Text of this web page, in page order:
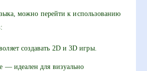
можно перейти к использованию
создавать 2D и 3D игры.
— идеален для визуально